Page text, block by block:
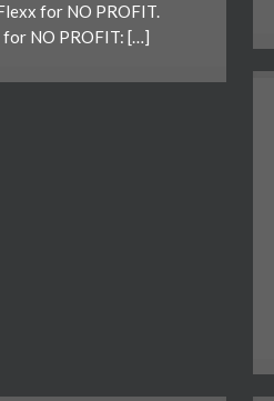
for NO PROFIT.
for NO PROFIT: […]